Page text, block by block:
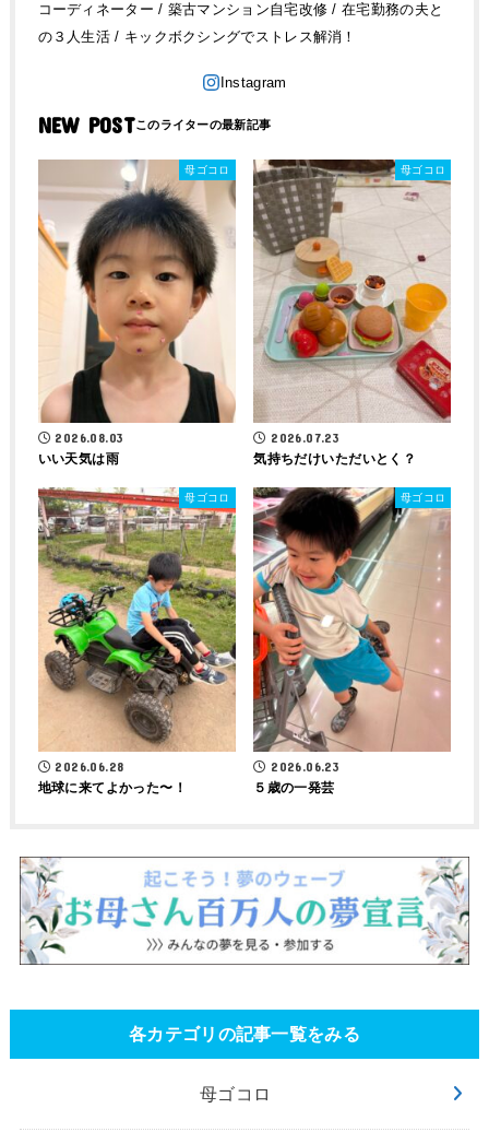
コーディネーター / 築古マンション自宅改修 / 在宅勤務の夫と
の３人生活 / キックボクシングでストレス解消！
NEW POST
母ゴコロ
2026.08.03
いい天気は雨
母ゴコロ
2026.07.23
気持ちだけいただいとく？
母ゴコロ
2026.06.28
地球に来てよかった〜！
母ゴコロ
2026.06.23
５歳の一発芸
各カテゴリの記事一覧をみる
母ゴコロ